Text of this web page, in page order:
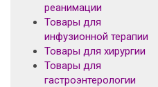
реанимации
Товары для
инфузионной терапии
Товары для хирургии
Товары для
гастроэнтерологии